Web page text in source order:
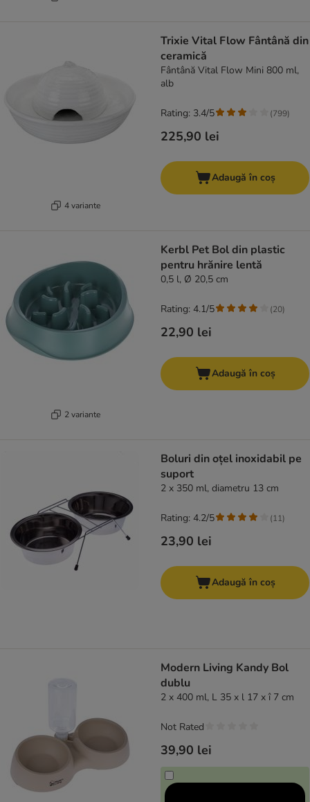
4 variante
Trixie Vital Flow Fântână din
ceramică
Fântână Vital Flow Mini 800 ml,
alb
225,90 lei
Rating: 3.4/5 (799)
Adaugă în coș
2 variante
Kerbl Pet Bol din plastic
pentru hrănire lentă
0,5 l, Ø 20,5 cm
22,90 lei
Rating: 4.1/5 (20)
Adaugă în coș
Boluri din oțel inoxidabil pe
suport
2 x 350 ml, diametru 13 cm
23,90 lei
Rating: 4.2/5 (11)
Adaugă în coș
Modern Living Kandy Bol
dublu
2 x 400 ml, L 35 x l 17 x î 7 cm
39,90 lei
Not Rated